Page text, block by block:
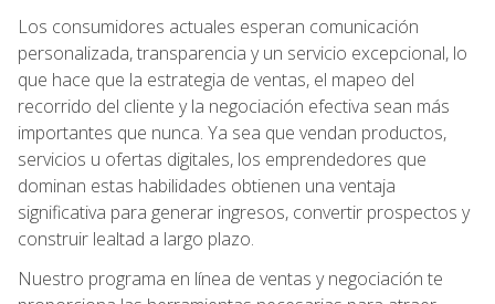
Los consumidores actuales esperan comunicación
personalizada, transparencia y un servicio excepcional, lo
que hace que la estrategia de ventas, el mapeo del
recorrido del cliente y la negociación efectiva sean más
importantes que nunca. Ya sea que vendan productos,
servicios u ofertas digitales, los emprendedores que
dominan estas habilidades obtienen una ventaja
significativa para generar ingresos, convertir prospectos y
construir lealtad a largo plazo.
Nuestro programa en línea de ventas y negociación te